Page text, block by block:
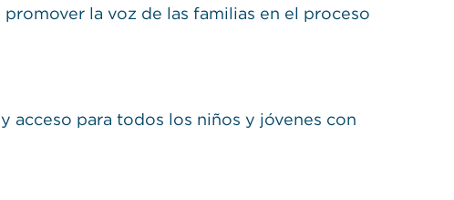
la voz de las familias en el proceso
acceso para todos los niños y jóvenes con